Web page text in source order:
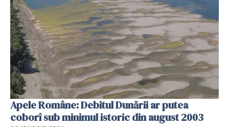
Apele Române: Debitul Dunării ar putea
coborî sub minimul istoric din august 2003